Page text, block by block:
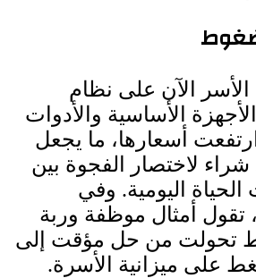
الأسر الآن على نظام
الأساسية والأدوات
ارتفعت أسعارها، ما يجعل
لاختصار الفجوة بين
اليومية. وفي
تقول أمثال موظفة وربة
تحولت من حل مؤقت إلى
ميزانية الأسرة.